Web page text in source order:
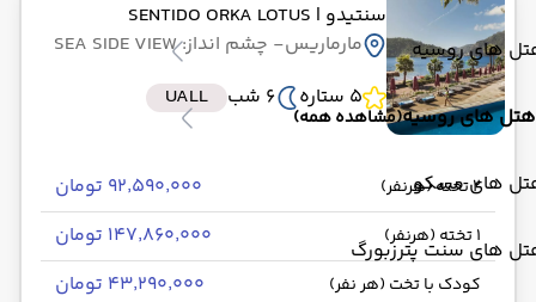
های روسیه
هتل های روسیه(مشاهده همه)
های مسکو
های سنت پترزبورگ
سنتیدو | SENTIDO ORKA LOTUS
مارماریس- چشم انداز: SEA SIDE VIEW
5 ستاره
6 شب UALL
2 تخته (هرنفر) ۹۲٬۵۹۰٬۰۰۰ تومان
1 تخته (هرنفر) ۱۴۷٬۸۶۰٬۰۰۰ تومان
کودک با تخت (هر نفر) ۴۳٬۲۹۰٬۰۰۰ تومان